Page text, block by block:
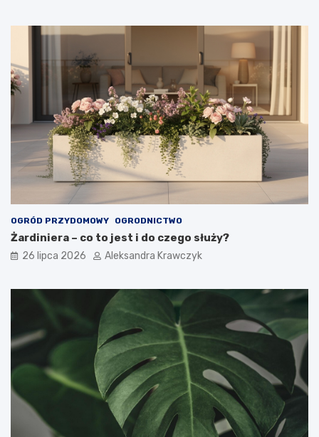
OGRÓD PRZYDOMOWY OGRODNICTWO
Żardiniera – co to jest i do czego służy?
26 lipca 2026 Aleksandra Krawczyk